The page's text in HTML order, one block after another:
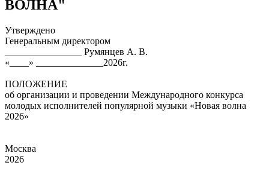
ВОЛНА"
Утверждено
Генеральным директором
________________ Румянцев А. В.
«____» ______________2026г.
ПОЛОЖЕНИЕ
об организации и проведении Международного конкурса
молодых исполнителей популярной музыки «Новая волна
2026»
Москва
2026